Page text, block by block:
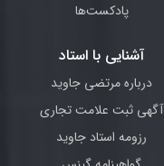
پادکست‌ها
آشنایی با استاد
درباره مرتضی جاوید
آگهی ثبت علامت تجاری
رزومه استاد جاوید